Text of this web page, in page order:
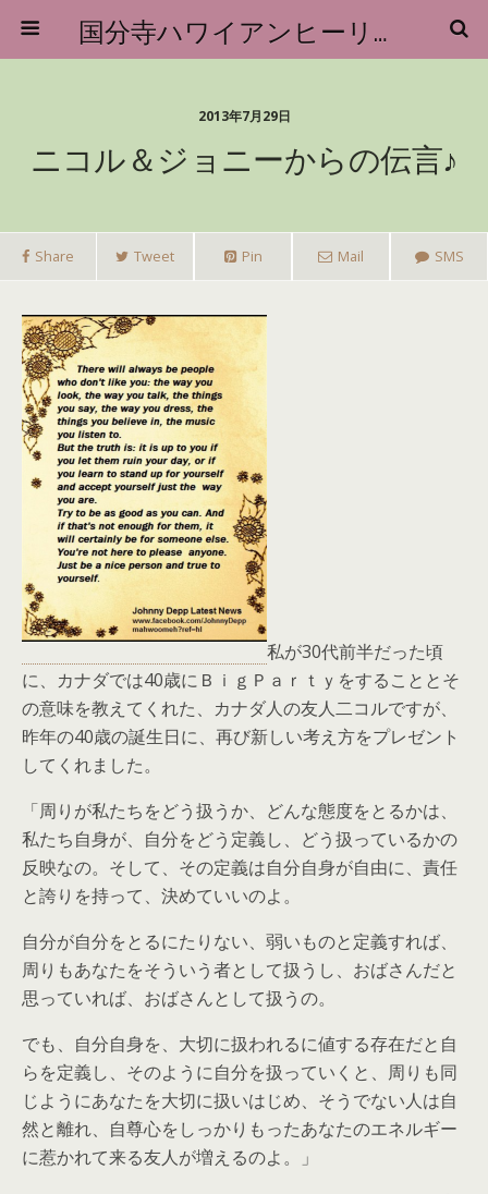
国分寺ハワイアンヒーリングマッサージロミロミ アイナ・ハナウ
2013年7月29日
ニコル＆ジョニーからの伝言♪
Share Tweet Pin Mail SMS
私が30代前半だった頃
に、カナダでは40歳にＢｉｇＰａｒｔｙをすることとそ
の意味を教えてくれた、カナダ人の友人二コルですが、
昨年の40歳の誕生日に、再び新しい考え方をプレゼント
してくれました。
「周りが私たちをどう扱うか、どんな態度をとるかは、
私たち自身が、自分をどう定義し、どう扱っているかの
反映なの。そして、その定義は自分自身が自由に、責任
と誇りを持って、決めていいのよ。
自分が自分をとるにたりない、弱いものと定義すれば、
周りもあなたをそういう者として扱うし、おばさんだと
思っていれば、おばさんとして扱うの。
でも、自分自身を、大切に扱われるに値する存在だと自
らを定義し、そのように自分を扱っていくと、周りも同
じようにあなたを大切に扱いはじめ、そうでない人は自
然と離れ、自尊心をしっかりもったあなたのエネルギー
に惹かれて来る友人が増えるのよ。」